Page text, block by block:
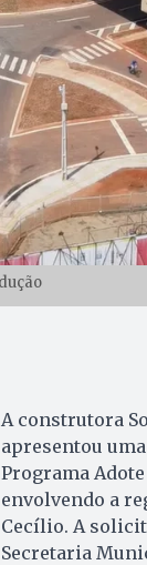
A construtora
apresentou
Programa
envolvendo a
Cecílio. A
Secretaria